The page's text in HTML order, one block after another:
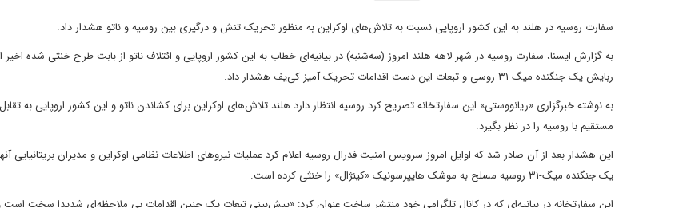
سفارت روسیه در هلند به این کشور اروپایی نسبت به تلاش‌های اوکراین به منظور تحریک تنش و درگیری بین روسیه و ناتو هشدار داد.
به گزارش ایسنا، سفارت روسیه در شهر لاهه هلند امروز (سه‌شنبه) در بیانیه‌ای خطاب به این کشور اروپایی و ائتلاف ناتو از بابت طرح خنثی شده اخیر
ربایش یک جنگنده میگ-۳۱ روسی و تبعات این دست اقدامات تحریک آمیز کی‌یف هشدار داد.
به نوشته خبرگزاری «ریانووستی» این سفارتخانه تصریح کرد روسیه انتظار دارد هلند تلاش‌های اوکراین برای کشاندن ناتو و این کشور اروپایی به
مستقیم با روسیه را در نظر بگیرد.
این هشدار بعد از آن صادر شد که اوایل امروز سرویس امنیت فدرال روسیه اعلام کرد عملیات نیروهای اطلاعات نظامی اوکراین و مدیران بریتانیایی
یک جنگنده میگ-۳۱ روسیه مسلح به موشک هایپرسونیک «کینژال» را خنثی کرده است.
این سفارتخانه در بیانیه‌ای که در کانال تلگرامی خود منتشر ساخت عنوان کرد: «پیش‌بینی تبعات یک چنین اقدامات بی ملاحظه‌ای شدیدا سخت